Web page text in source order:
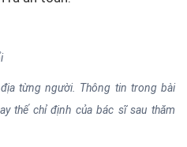
từng người. Thông tin trong bài
thế chỉ định của bác sĩ sau thăm